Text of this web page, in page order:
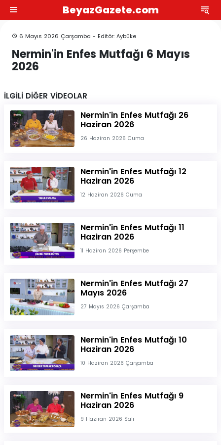
BeyazGazete.com
6 Mayıs 2026 Çarşamba - Editör: Aybüke
Nermin'in Enfes Mutfağı 6 Mayıs
2026
İLGİLİ DİĞER VİDEOLAR
Nermin'in Enfes Mutfağı 26
Haziran 2026
26 Haziran 2026 Cuma
Nermin'in Enfes Mutfağı 12
Haziran 2026
12 Haziran 2026 Cuma
Nermin'in Enfes Mutfağı 11
Haziran 2026
11 Haziran 2026 Perşembe
Nermin'in Enfes Mutfağı 27
Mayıs 2026
27 Mayıs 2026 Çarşamba
Nermin'in Enfes Mutfağı 10
Haziran 2026
10 Haziran 2026 Çarşamba
Nermin'in Enfes Mutfağı 9
Haziran 2026
9 Haziran 2026 Salı